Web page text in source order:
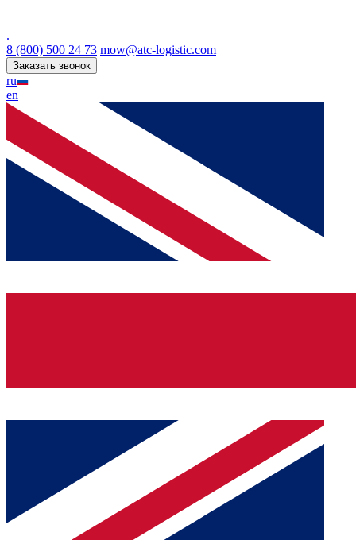
.
8 (800) 500 24 73 mow@atc-logistic.com
Заказать звонок
ru
en